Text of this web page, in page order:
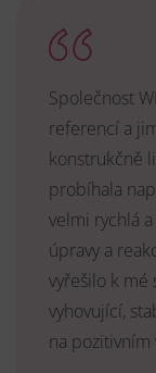
Společnost
referencí a
konstrukčně
probíhala
velmi rychlá
úpravy a
vyřešilo k
vyhovující,
na pozitivním